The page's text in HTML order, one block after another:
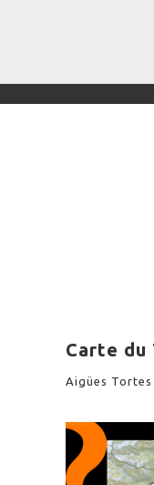
Carte du
Aigües Tortes